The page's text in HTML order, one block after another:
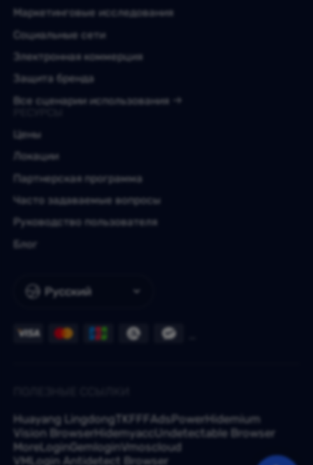
Русский
Маркетинговые исследования
Социальные сети
Электронная коммерция
Защита бренда
Все сценарии использования
Цены
Локации
Партнерская программа
Часто задаваемые вопросы
Руководство пользователя
Блог
Huayang Lingdong TKFFF AdsPowerHidemium
Vision BrowserHidemyaccUndetectable Browser
MoreLoginGemloginVmoscloud
VMLogin Antidetect Browser